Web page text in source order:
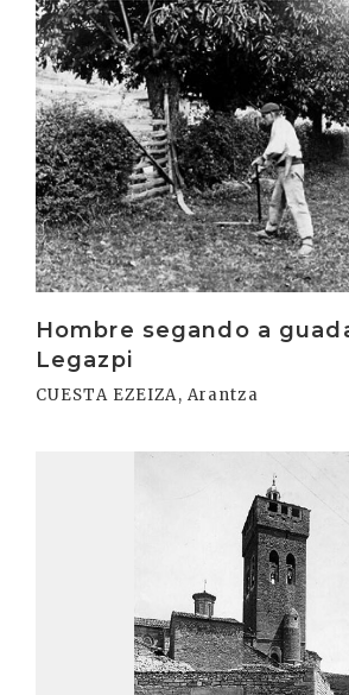
Hombre segando a
Legazpi
CUESTA EZEIZA, Arantza
Irakurri